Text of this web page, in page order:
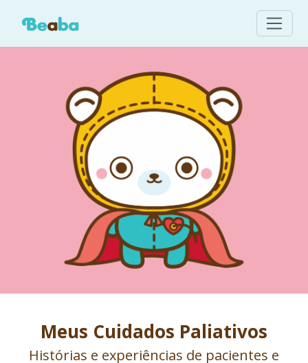
Meus Cuidados Paliativos
Histórias e experiências de pacientes e